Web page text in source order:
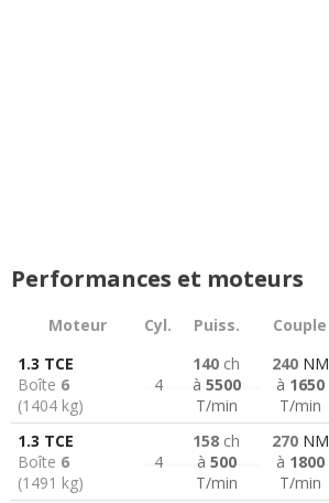
Performances et moteurs
Moteur Cyl. Puiss. Couple
1.3 TCE
Boîte 6
(1404 kg)
4
140 ch
à 5500
T/min
240NM
à 1650
T/min
1.3 TCE
Boîte 6
(1491 kg)
4
158 ch
à 500
T/min
270NM
à 1800
T/min